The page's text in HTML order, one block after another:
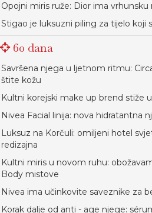
Opojni miris ruže: Dior ima
Stigao je luksuzni piling za tijelo koji
60 dana
Savršena njega u ljetnom ritmu:
štite kožu
Kultni korejski make up brend stiže
Nivea Facial linija: nova hidratantna
Luksuz na Korčuli: omiljeni hotel
redizajna
Kultni miris u novom ruhu:
Body mistove
Nivea ima učinkovite saveznike za
Korak dalje od anti - age njege: